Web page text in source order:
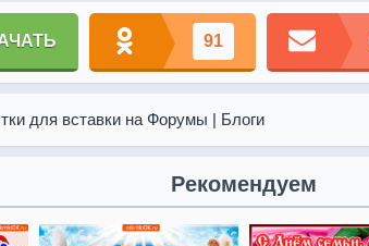
91
для вставки на Форумы | Блоги
Рекомендуем